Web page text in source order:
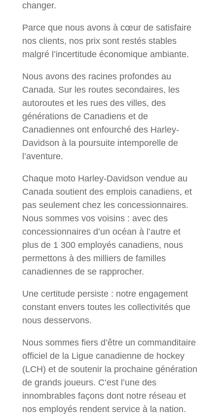
changer.
Parce que nous avons à cœur de satisfaire
nos clients, nos prix sont restés stables
malgré l’incertitude économique ambiante.
Nous avons des racines profondes au
Canada. Sur les routes secondaires, les
autoroutes et les rues des villes, des
générations de Canadiens et de
Canadiennes ont enfourché des Harley-
Davidson à la poursuite intemporelle de
l’aventure.
Chaque moto Harley-Davidson vendue au
Canada soutient des emplois canadiens, et
pas seulement chez les concessionnaires.
Nous sommes vos voisins : avec des
concessionnaires d’un océan à l’autre et
plus de 1 300 employés canadiens, nous
permettons à des milliers de familles
canadiennes de se rapprocher.
Une certitude persiste : notre engagement
constant envers toutes les collectivités que
nous desservons.
Nous sommes fiers d’être un commanditaire
officiel de la Ligue canadienne de hockey
(LCH) et de soutenir la prochaine génération
de grands joueurs. C’est l’une des
innombrables façons dont notre réseau et
nos employés rendent service à la nation.